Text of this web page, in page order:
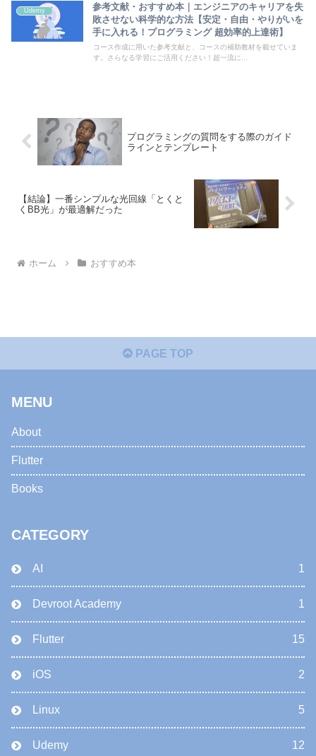
Udemy
参考文献・おすすめ本｜エンジニアのキャリアを失
敗させない科学的な方法【安定・自由・やりがいを
手に入れる！プログラミング 超効率的上達術】
コース作成に用いた参考文献と、コースの補助教材を載せていま
す。さらなる学習にご活用ください！超一流に...
プログラミングの質問をする際のガイド
ラインとテンプレート
【結論】一番シンプルな光回線「とくと
くBB光」が最適解だった
ホーム おすすめ本
PAGE TOP
MENU
About
Flutter
Books
CATEGORY
AI 1
Devroot Academy 1
Flutter 15
iOS 2
Linux 5
Udemy 12